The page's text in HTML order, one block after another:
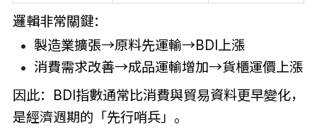
邏輯非常關鍵：
製造業擴張→原料先運輸→BDI上漲
消費需求改善→成品運輸增加→貨櫃運價上漲
因此：BDI指數通常比消費與貿易資料更早變化，
是經濟週期的「先行哨兵」。